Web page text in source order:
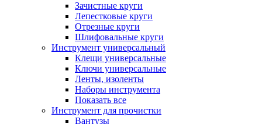
Зачистные круги
Лепестковые круги
Отрезные круги
Шлифовальные круги
Инструмент универсальный
Клещи универсальные
Ключи универсальные
Ленты, изоленты
Наборы инструмента
Показать все
Инструмент для прочистки
Вантузы